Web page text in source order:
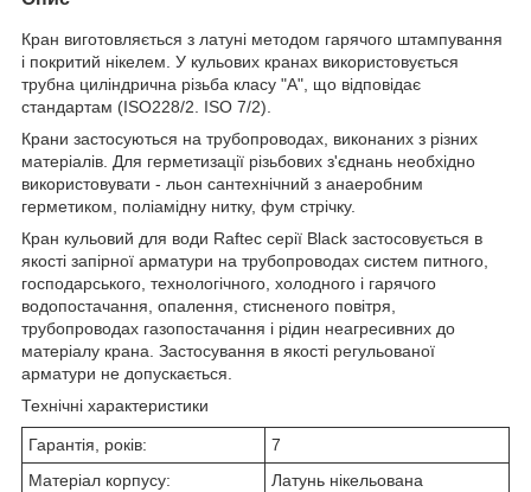
Кран виготовляється з латуні методом гарячого штампування
і покритий нікелем. У кульових кранах використовується
трубна циліндрична різьба класу "А", що відповідає
стандартам (ISO228/2. ISO 7/2).
Крани застосуються на трубопроводах, виконаних з різних
матеріалів. Для герметизації різьбових з'єднань необхідно
використовувати - льон сантехнічний з анаеробним
герметиком, поліамідну нитку, фум стрічку.
Кран кульовий для води Raftec серії Black застосовується в
якості запірної арматури на трубопроводах систем питного,
господарського, технологічного, холодного і гарячого
водопостачання, опалення, стисненого повітря,
трубопроводах газопостачання і рідин неагресивних до
матеріалу крана. Застосування в якості регульованої
арматури не допускається.
Технічні характеристики
Гарантія, років:
7
Матеріал корпусу:
Латунь нікельована